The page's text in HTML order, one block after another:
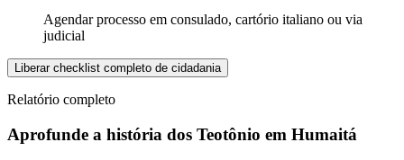
Agendar processo em consulado, cartório italiano ou via
judicial
Liberar checklist completo de cidadania
Relatório completo
Aprofunde a história dos Teotônio em Humaitá